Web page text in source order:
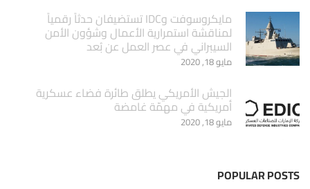
مايكروسوفت وIDC تستضيفان حدثاً رقمياً
لمناقشة استمرارية الأعمال وشؤون الأمن
السيبراني في عصر العمل عن بُعد
مايو 18, 2020
الجيش الأمريكي يطلق طائرة فضاء عسكرية
أمريكية في مهمّة غامضة
مايو 18, 2020
POPULAR POSTS